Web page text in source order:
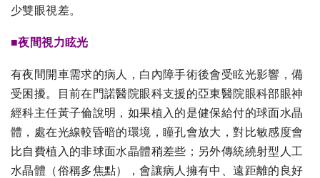
少雙眼視差。
■夜間視力眩光
有夜間開車需求的病人，白內障手術後會受眩光影響，備
受困擾。目前在門諾醫院眼科支援的亞東醫院眼科部眼神
經科主任黃子倫說明，如果植入的是健保給付的球面水晶
體，處在光線較昏暗的環境，瞳孔會放大，對比敏感度會
比自費植入的非球面水晶體稍差些；另外傳統繞射型人工
水晶體（俗稱多焦點），會讓病人擁有中、遠距離的良好